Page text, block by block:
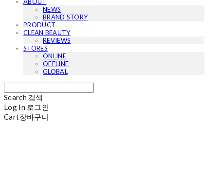
NEWS
BRAND STORY
PRODUCT
CLEAN BEAUTY
REVIEWS
STORES
ONLINE
OFFLINE
GLOBAL
Search 검색
Log In 로그인
Cart장바구니